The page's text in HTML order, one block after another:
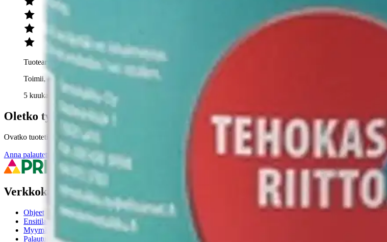
Tuotearvioiden keskiarvo4 /5
Toimii, kun on pieni tukos
5 kuukautta sitten
Oletko tyytyväinen tuotetietoihin?
Ovatko tuotetiedot riittävät? Jos tuotetiedoissa on puutteita tai niitä voisi muuten parantaa, anna palautetta.
Anna palautetta Avautuu uuteen välilehteen
Verkkokauppa
Ohjeet
Ensitilaajan pikaopas
Myymälänouto
Palautukset